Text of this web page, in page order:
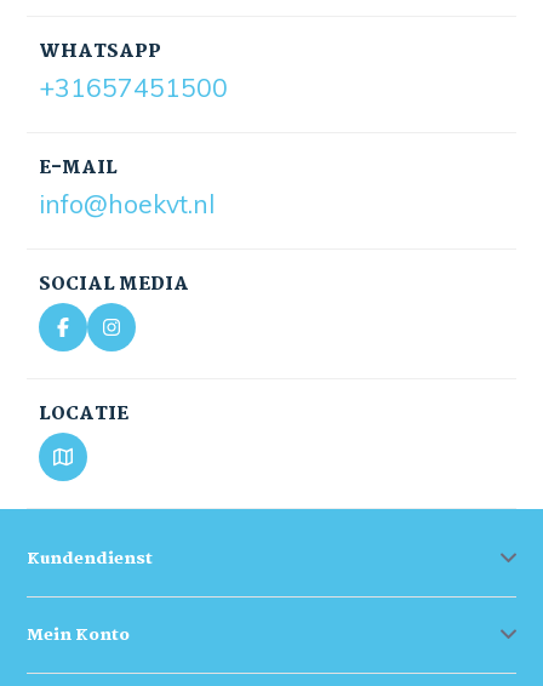
E-MAIL
info@hoekvt.nl
WHATSAPP
+31657451500
SOCIAL MEDIA
LOCATIE
Kundendienst
Mein Konto